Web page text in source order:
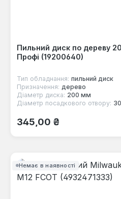
Пильний диск по дереву
Профі (19200640)
Тип обладнання: пильний диск
Призначення: дерево
Діаметр диска: 200 мм
Діаметр посадкового отвору:
Звичайна ціна:
345,00 ₴
Немає в наявності